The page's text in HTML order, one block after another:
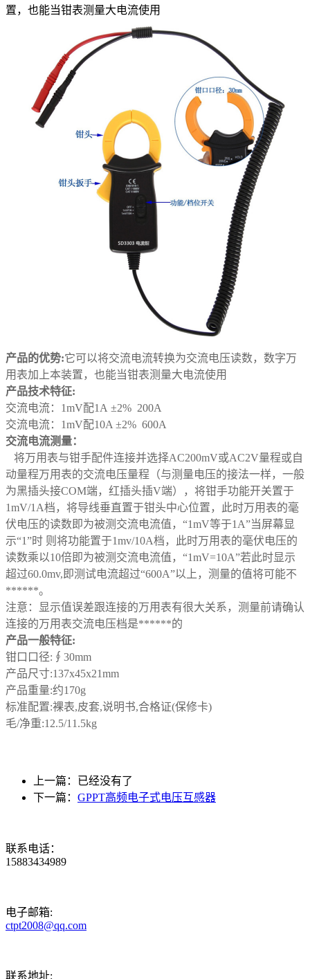
置，也能当钳表测量大电流使用
产品的优势:它可以将交流电流转换为交流电压读数，数字万
用表加上本装置，也能当钳表测量大电流使用
产品技术特征:
交流电流：1mV配1A ±2% 200A
交流电流：1mV配10A ±2% 600A
交流电流测量：
将万用表与钳手配件连接并选择AC200mV或AC2V量程或自
动量程万用表的交流电压量程（与测量电压的接法一样，一般
为黑插头接COM端，红插头插V端），将钳手功能开关置于
1mV/1A档，将导线垂直置于钳头中心位置，此时万用表的毫
伏电压的读数即为被测交流电流值，“1mV等于1A”当屏幕显
示“1”时 则将功能置于1mv/10A档，此时万用表的毫伏电压的
读数乘以10倍即为被测交流电流值，“1mV=10A”若此时显示
超过60.0mv,即测试电流超过“600A”以上，测量的值将可能不
******。
注意：显示值误差跟连接的万用表有很大关系，测量前请确认
连接的万用表交流电压档是******的
产品一般特征:
钳口口径:∮30mm
产品尺寸:137x45x21mm
产品重量:约170g
标准配置:裸表,皮套,说明书,合格证(保修卡)
毛/净重:12.5/11.5kg
上一篇：已经没有了
下一篇： GPPT高频电子式电压互感器
联系电话：
15883434989
电子邮箱:
ctpt2008@qq.com
联系地址: